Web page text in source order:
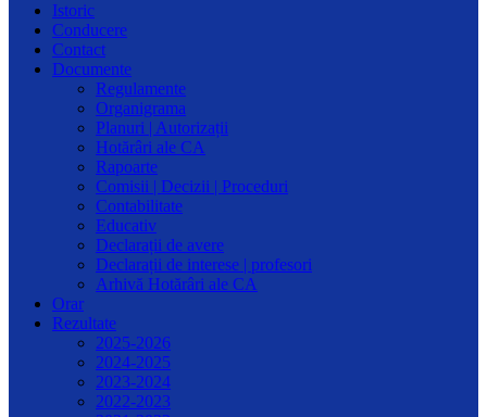
Istoric
Conducere
Contact
Documente
Regulamente
Organigrama
Planuri | Autorizații
Hotărâri ale CA
Rapoarte
Comisii | Decizii | Proceduri
Contabilitate
Educativ
Declarații de avere
Declarații de interese | profesori
Arhivă Hotărâri ale CA
Orar
Rezultate
2025-2026
2024-2025
2023-2024
2022-2023